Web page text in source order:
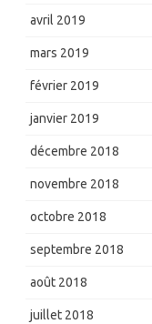
avril 2019
mars 2019
février 2019
janvier 2019
décembre 2018
novembre 2018
octobre 2018
septembre 2018
août 2018
juillet 2018